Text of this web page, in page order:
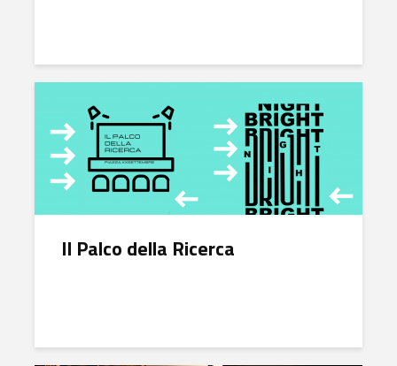
Il Palco della Ricerca